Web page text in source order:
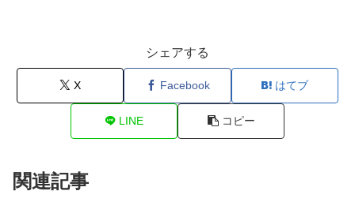
シェアする
X Facebook はてブ
LINE コピー
関連記事